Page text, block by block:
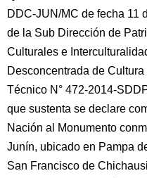
DDC-JUN/MC de fecha 11
de la Sub Dirección de
Culturales e
Desconcentrada de
Técnico N° 472-2014-
que sustenta se declare
Nación al Monumento
Junín, ubicado en Pampa
San Francisco de